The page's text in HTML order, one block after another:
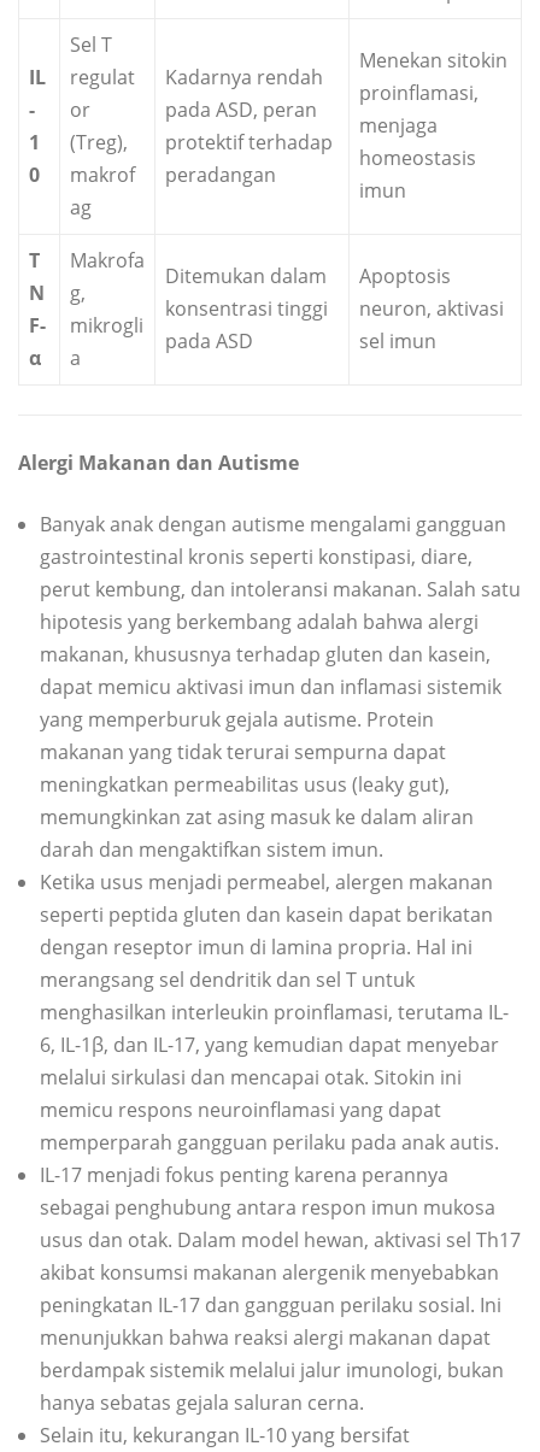
IL
-
1
0
Sel T
regulat
or
(Treg),
makrof
ag
Kadarnya rendah
pada ASD, peran
protektif terhadap
peradangan
Menekan sitokin
proinflamasi,
menjaga
homeostasis
imun
T
N
F-
α
Makrofa
g,
mikrogli
a
Ditemukan dalam
konsentrasi tinggi
pada ASD
Apoptosis
neuron, aktivasi
sel imun
Alergi Makanan dan Autisme
Banyak anak dengan autisme mengalami gangguan
gastrointestinal kronis seperti konstipasi, diare,
perut kembung, dan intoleransi makanan. Salah satu
hipotesis yang berkembang adalah bahwa alergi
makanan, khususnya terhadap gluten dan kasein,
dapat memicu aktivasi imun dan inflamasi sistemik
yang memperburuk gejala autisme. Protein
makanan yang tidak terurai sempurna dapat
meningkatkan permeabilitas usus (leaky gut),
memungkinkan zat asing masuk ke dalam aliran
darah dan mengaktifkan sistem imun.
Ketika usus menjadi permeabel, alergen makanan
seperti peptida gluten dan kasein dapat berikatan
dengan reseptor imun di lamina propria. Hal ini
merangsang sel dendritik dan sel T untuk
menghasilkan interleukin proinflamasi, terutama IL-
6, IL-1β, dan IL-17, yang kemudian dapat menyebar
melalui sirkulasi dan mencapai otak. Sitokin ini
memicu respons neuroinflamasi yang dapat
memperparah gangguan perilaku pada anak autis.
IL-17 menjadi fokus penting karena perannya
sebagai penghubung antara respon imun mukosa
usus dan otak. Dalam model hewan, aktivasi sel Th17
akibat konsumsi makanan alergenik menyebabkan
peningkatan IL-17 dan gangguan perilaku sosial. Ini
menunjukkan bahwa reaksi alergi makanan dapat
berdampak sistemik melalui jalur imunologi, bukan
hanya sebatas gejala saluran cerna.
Selain itu, kekurangan IL-10 yang bersifat